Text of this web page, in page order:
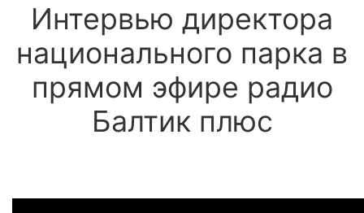
Интервью директора
национального парка в
прямом эфире радио
Балтик плюс